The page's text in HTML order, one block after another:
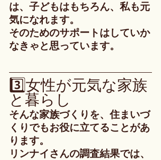
は、子どもはもちろん、私も元
気になれます。
そのためのサポートはしていか
なきゃと思っています。
3️⃣女性が元気な家族
と暮らし
そんな家族づくりを、住まいづ
くりでもお役に立てることがあ
ります。
リンナイさんの調査結果では、